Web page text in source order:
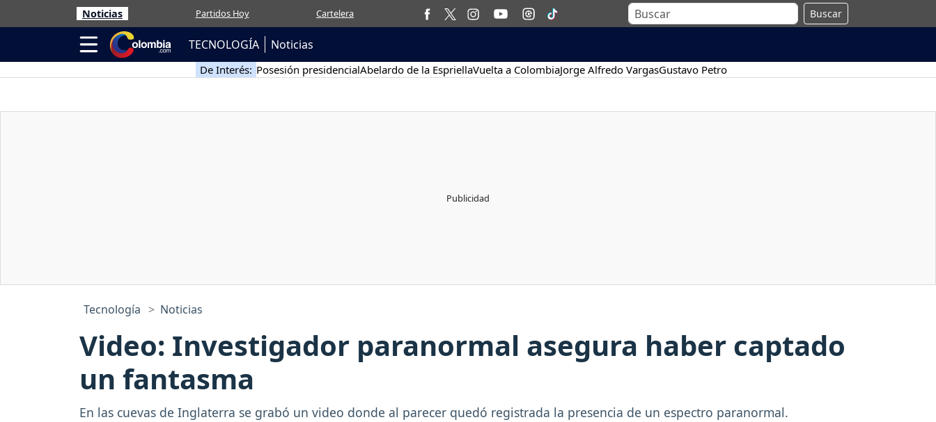
Noticias Partidos Hoy Cartelera Buscar
TECNOLOGÍA Noticias
De Interés: Posesión presidencialAbelardo de la EspriellaVuelta a ColombiaJorge Alfredo VargasGustavo Petro
Tecnología Noticias
Video: Investigador paranormal asegura haber captado
un fantasma
En las cuevas de Inglaterra se grabó un video donde al parecer quedó registrada la presencia de un espectro paranormal.